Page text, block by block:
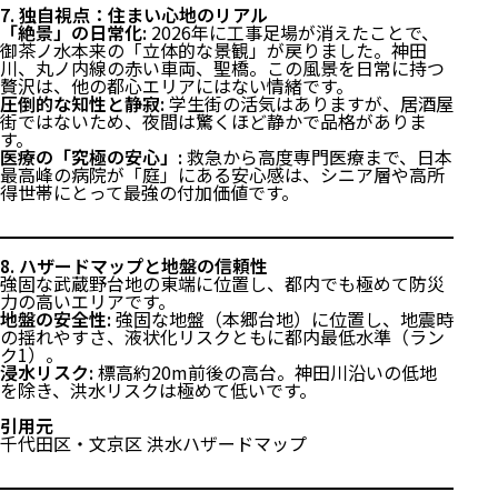
7. 独自視点：住まい心地のリアル
「絶景」の日常化:2026年に工事足場が消えたことで、
御茶ノ水本来の「立体的な景観」が戻りました。神田
川、丸ノ内線の赤い車両、聖橋。この風景を日常に持つ
贅沢は、他の都心エリアにはない情緒です。
圧倒的な知性と静寂:学生街の活気はありますが、居酒屋
街ではないため、夜間は驚くほど静かで品格がありま
す。
医療の「究極の安心」:救急から高度専門医療まで、日本
最高峰の病院が「庭」にある安心感は、シニア層や高所
得世帯にとって最強の付加価値です。
8. ハザードマップと地盤の信頼性
強固な武蔵野台地の東端に位置し、都内でも極めて防災
力の高いエリアです。
地盤の安全性:強固な地盤（本郷台地）に位置し、地震時
の揺れやすさ、液状化リスクともに都内最低水準（ラン
ク1）。
浸水リスク:標高約20m前後の高台。神田川沿いの低地
を除き、洪水リスクは極めて低いです。
引用元
千代田区・文京区 洪水ハザードマップ